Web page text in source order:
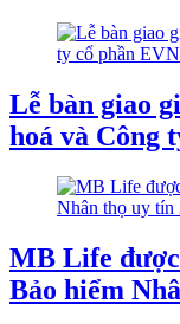
Lễ bàn giao
hoá và Công
MB Life
Bảo hiểm